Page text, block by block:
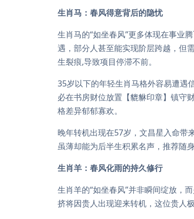
生肖马：春风得意背后的隐忧
生肖马的“如坐春风”更多体现在事业
遇，部分人甚至能实现阶层跨越，
生裂痕,导致项目停滞不前。
35岁以下的年轻生肖马格外容易遭遇
必在书房财位放置【貔貅印章】镇守
格差异郁郁寡欢。
晚年转机出现在57岁，文昌星入命带
虽薄却能为后半生积累名声，推荐随
生肖羊：春风化雨的持久修行
生肖羊的“如坐春风”并非瞬间绽放，
挤将因贵人出现迎来转机，这位贵人